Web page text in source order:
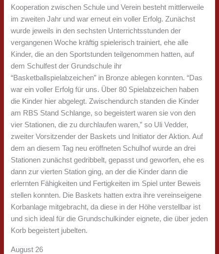
Kooperation zwischen Schule und Verein besteht mittlerweile
im zweiten Jahr und war erneut ein voller Erfolg. Zunächst
wurde jeweils in den sechsten Unterrichtsstunden der
vergangenen Woche kräftig spielerisch trainiert, ehe alle
Kinder, die an den Sportstunden teilgenommen hatten, auf
dem Schulfest der Grundschule ihr
“Basketballspielabzeichen” in Bronze ablegen konnten. “Das
war ein voller Erfolg für uns. Über 80 Spielabzeichen haben
die Kinder hier abgelegt. Zwischendurch standen die Kinder
am RBS Stand Schlange, so begeistert waren sie von den
vier Stationen, die zu durchlaufen waren,” so Uli Vedder,
zweiter Vorsitzender der Baskets und Initiator der Aktion. Auf
dem an diesem Tag neu eröffneten Schulhof wurde an drei
Stationen zunächst gedribbelt, gepasst und geworfen, ehe es
dann zur vierten Station ging, an der die Kinder dann die
erlernten Fähigkeiten und Fertigkeiten im Spiel unter Beweis
stellen konnten. Die Baskets hatten extra ihre vereinseigene
Korbanlage mitgebracht, da diese in der Höhe verstellbar ist
und sich ideal für die Grundschulkinder eignete, die über jeden
Korb begeistert jubelten.
August 26